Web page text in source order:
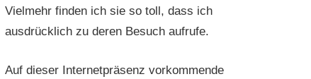
Vielmehr finden ich sie so toll, dass ich
ausdrücklich zu deren Besuch aufrufe.
Auf dieser Internetpräsenz vorkommende